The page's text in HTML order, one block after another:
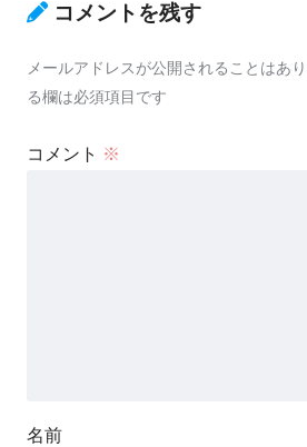
コメントを残す
メールアドレスが公開されることはあり
る欄は必須項目です
コメント ※
名前